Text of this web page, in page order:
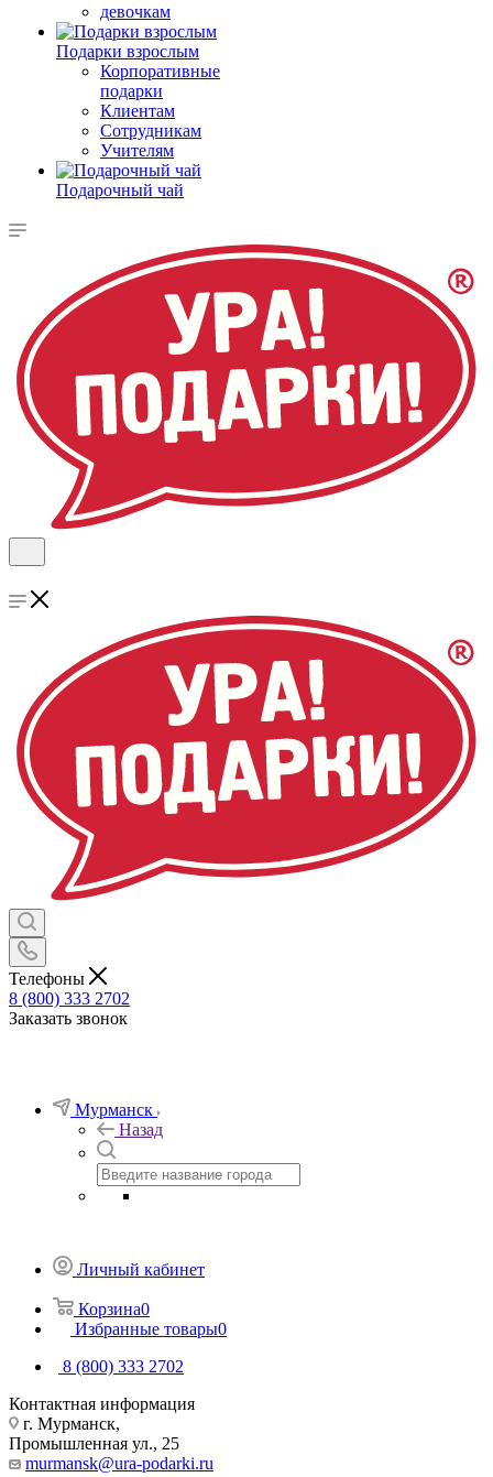
девочкам
Подарки взрослым
Корпоративные
подарки
Клиентам
Сотрудникам
Учителям
Подарочный чай
Телефоны
8 (800) 333 2702
Заказать звонок
Мурманск
Назад
Личный кабинет
Корзина0
Избранные товары0
8 (800) 333 2702
Контактная информация
г. Мурманск,
Промышленная ул., 25
murmansk@ura-podarki.ru